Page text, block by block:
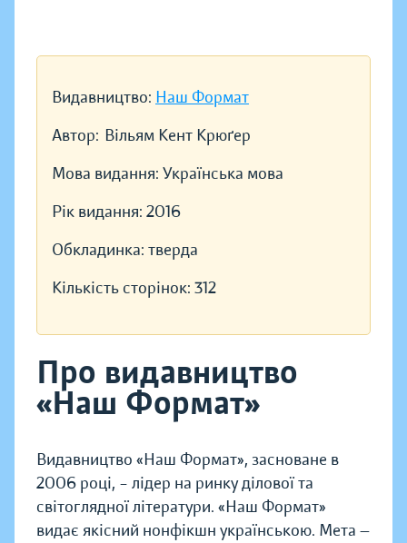
Видавництво: Наш Формат
Автор: Вільям Кент Крюґер
Мова видання: Українська мова
Рік видання: 2016
Обкладинка: тверда
Кількість сторінок: 312
Про видавництво
«Наш Формат»
Видавництво «Наш Формат», засноване в
2006 році, – лідер на ринку ділової та
світоглядної літератури. «Наш Формат»
видає якісний нонфікшн українською. Мета —